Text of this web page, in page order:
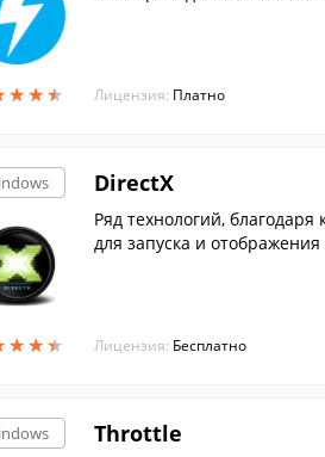
★★★
★★★ Лицензия: Платно
★★★
★★★
DirectX
Ряд технологий,
для запуска и
Лицензия: Бесплатно
Throttle